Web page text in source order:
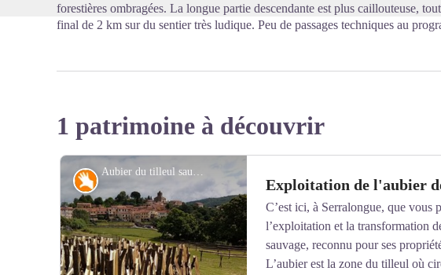
forestières ombragées. La longue partie descendante est plus caillouteuse,
final de 2 km sur du sentier très ludique. Peu de passages techniques au
1 patrimoine à découvrir
Aubier du tilleul sauvage du Roussillon - © CC Haut Vallespir
Savoir-faire Exploitation de l'aubier
C’est ici, à Serralongue, que vous
l’exploitation et la transformation
sauvage, reconnu pour ses
L’aubier est la zone du tilleul où